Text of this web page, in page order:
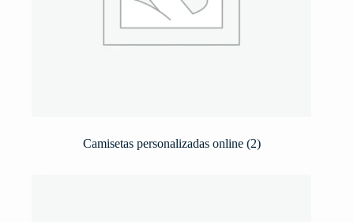
Camisetas personalizadas online (2)